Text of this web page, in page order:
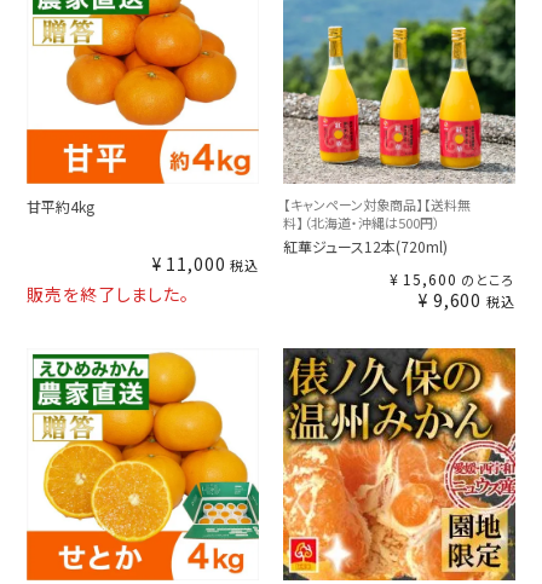
甘平約4kg
¥ 11,000 税込
販売を終了しました。
【キャンペーン対象商品】【送料無
料】（北海道・沖縄は500円）
紅華ジュース12本(720ml)
¥ 15,600 のところ
¥ 9,600 税込